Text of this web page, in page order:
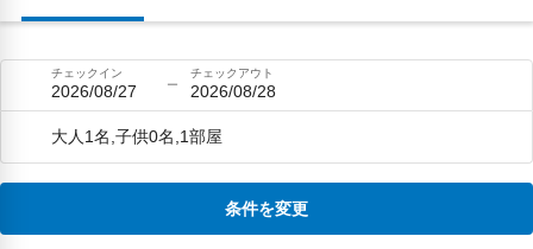
チェックイン
2026/08/27
チェックアウト
2026/08/28
大人1名,子供0名,1部屋
条件を変更